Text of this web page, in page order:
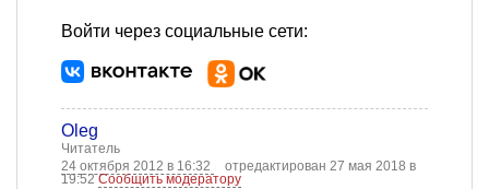
Войти через социальные сети:
Oleg
Читатель
24 октября 2012 в 16:32
отредактирован 27 мая 2018 в
19:52Сообщить модератору